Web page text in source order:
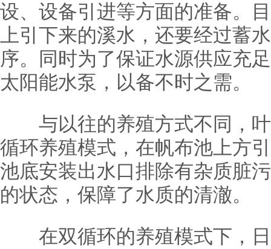
设、设备引进等方面的准备。
上引下来的溪水，还要经过蓄
序。同时为了保证水源供应充
太阳能水泵，以备不时之需。
与以往的养殖方式不同，叶
循环养殖模式，在帆布池上方
池底安装出水口排除有杂质脏
的状态，保障了水质的清澈。
在双循环的养殖模式下，日